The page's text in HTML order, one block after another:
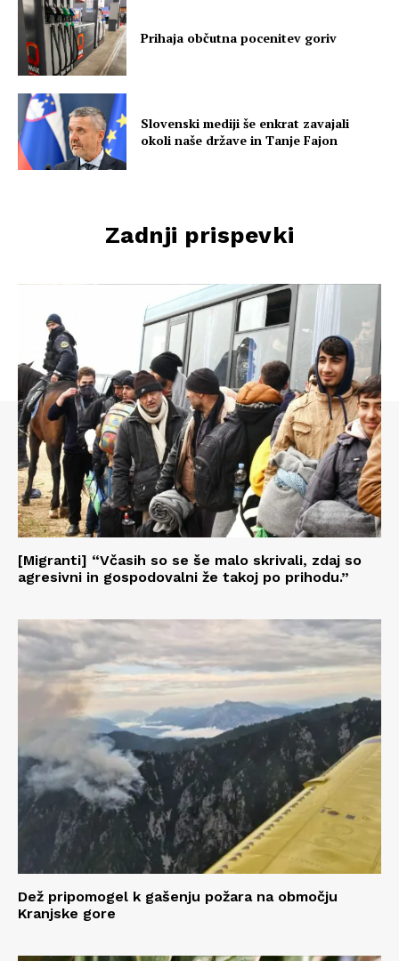
Prihaja občutna pocenitev goriv
Slovenski mediji še enkrat zavajali
okoli naše države in Tanje Fajon
Zadnji prispevki
[Migranti] “Včasih so se še malo skrivali, zdaj so
agresivni in gospodovalni že takoj po prihodu.”
Dež pripomogel k gašenju požara na območju
Kranjske gore